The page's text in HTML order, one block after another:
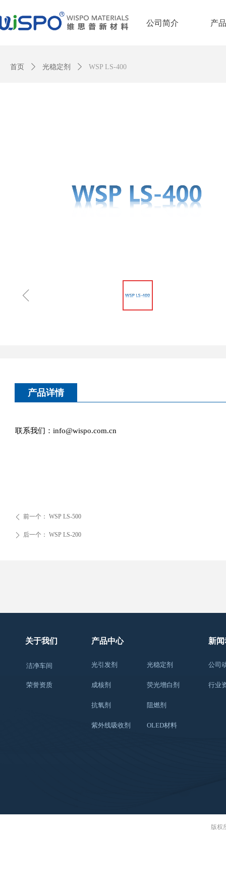
公司简介 产
首页 ꄲ 光稳定剂 ꄲ WSP LS-400
ꁆ
产品详情
联系我们：info@wispo.com.cn
ꄴ 前一个： WSP LS-500
ꄲ 后一个： WSP LS-200
关于我们
洁净车间
荣誉资质
产品中心
光引发剂
成核剂
抗氧剂
紫外线吸收剂
光稳定剂
荧光增白剂
阻燃剂
OLED材料
新
公司
行业
版权